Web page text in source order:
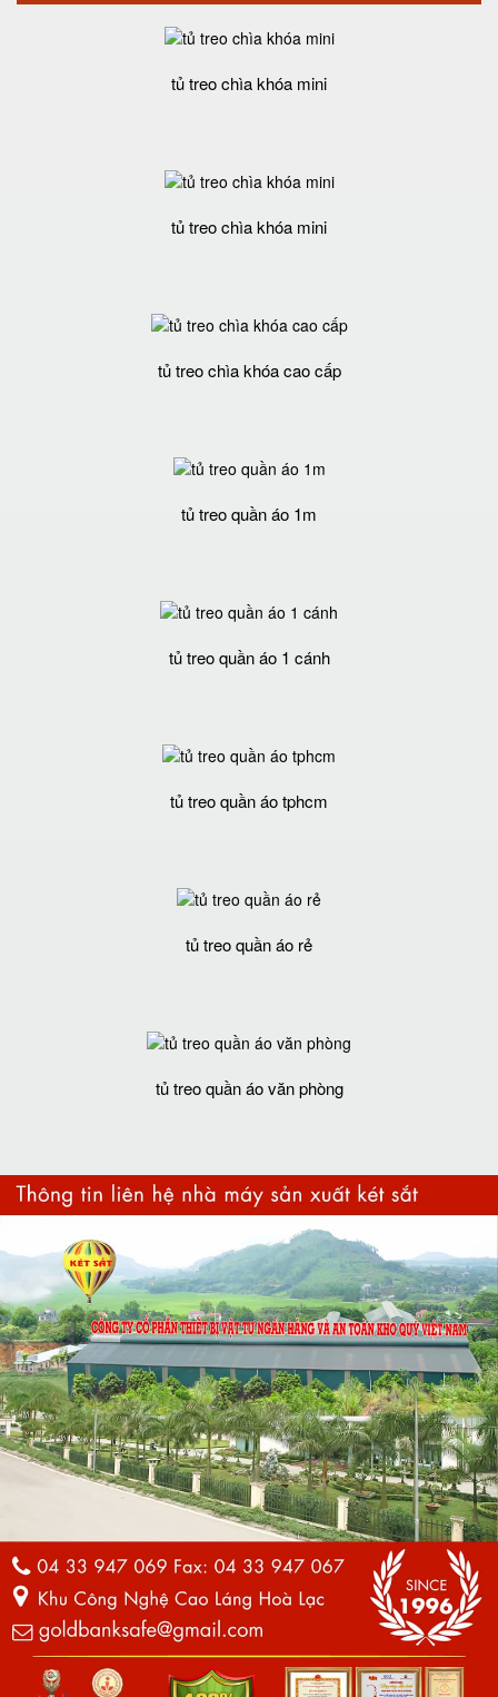
tủ treo chìa khóa mini
tủ treo chìa khóa mini
tủ treo chìa khóa cao cấp
tủ treo quần áo 1m
tủ treo quần áo 1 cánh
tủ treo quần áo tphcm
tủ treo quần áo rẻ
tủ treo quần áo văn phòng